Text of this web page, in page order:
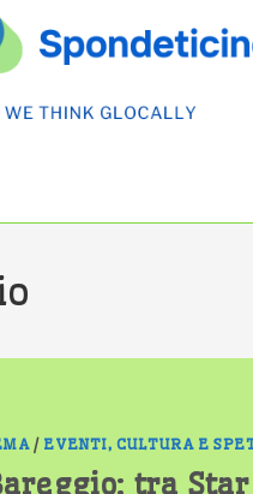
/ EVENTI, CULTURA E
tra